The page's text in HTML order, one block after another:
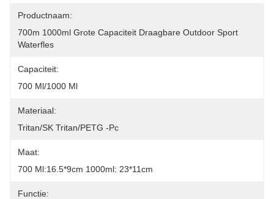
Productnaam:
700m 1000ml Grote Capaciteit Draagbare Outdoor Sport
Waterfles
Capaciteit:
700 Ml/1000 Ml
Materiaal:
Tritan/SK Tritan/PETG -pc
Maat:
700 Ml:16.5*9cm 1000ml: 23*11cm
Functie: